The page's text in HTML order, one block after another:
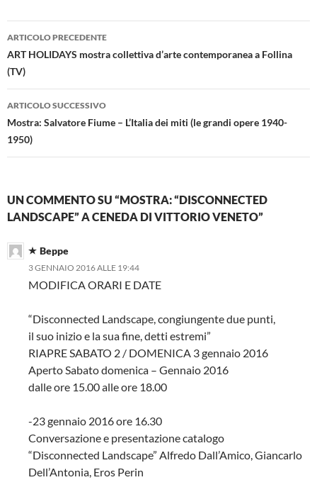
Navigazione
articolo
ARTICOLO PRECEDENTE
ART HOLIDAYS mostra collettiva d’arte contemporanea a Follina
(TV)
ARTICOLO SUCCESSIVO
Mostra: Salvatore Fiume – L’Italia dei miti (le grandi opere 1940-
1950)
UN COMMENTO SU “MOSTRA: “DISCONNECTED
LANDSCAPE” A CENEDA DI VITTORIO VENETO”
Beppe
3 GENNAIO 2016 ALLE 19:44
MODIFICA ORARI E DATE
“Disconnected Landscape, congiungente due punti,
il suo inizio e la sua fine, detti estremi”
RIAPRE SABATO 2 / DOMENICA 3 gennaio 2016
Aperto Sabato domenica – Gennaio 2016
dalle ore 15.00 alle ore 18.00
-23 gennaio 2016 ore 16.30
Conversazione e presentazione catalogo
“Disconnected Landscape” Alfredo Dall’Amico, Giancarlo
Dell’Antonia, Eros Perin